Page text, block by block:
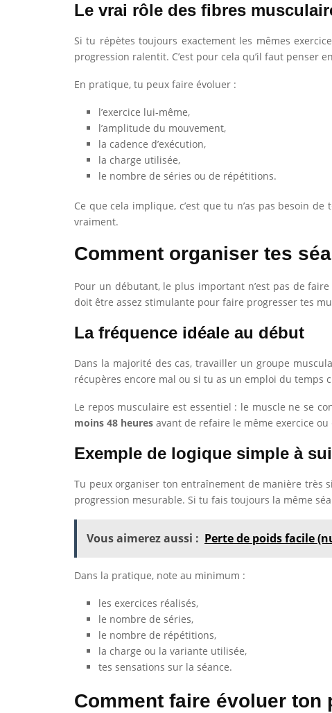
Le vrai rôle des fibres
Si tu répètes toujours exactement les mêmes
progression ralentit. C’est pour cela qu’il faut penser
En pratique, tu peux faire évoluer :
l’exercice lui-même,
l’amplitude du mouvement,
la cadence d’exécution,
la charge utilisée,
le nombre de séries ou de répétitions.
Ce que cela implique, c’est que tu n’as pas besoin
vraiment.
Comment organiser tes
Pour un débutant, le plus important n’est pas de
doit être assez stimulante pour faire progresser tes
La fréquence idéale au début
Dans la majorité des cas, travailler un groupe
récupères encore mal ou si tu as un emploi du temps
Le repos musculaire est essentiel : le muscle ne se
moins 48 heures avant de refaire le même exercice
Exemple de logique simple à
Tu peux organiser ton entraînement de manière très
progression mesurable. Si tu fais toujours la même
Vous aimerez aussi : Perte de poids facile
Dans la pratique, note au minimum :
les exercices réalisés,
le nombre de séries,
le nombre de répétitions,
la charge ou la variante utilisée,
tes sensations sur la séance.
Comment faire évoluer ton